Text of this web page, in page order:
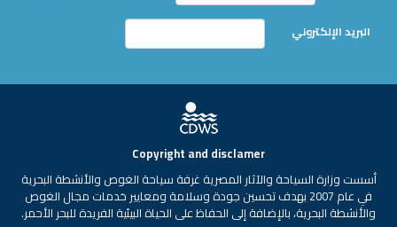
البريد الإلكتروني
Copyright and disclamer
أسست وزارة السياحة والآثار المصرية غرفة سياحة الغوص والأنشطة البحرية
في عام 2007 بهدف تحسين جودة وسلامة ومعايير خدمات مجال الغوص
والأنشطة البحرية، بالإضافة إلى الحفاظ على الحياة البيئية الفريدة للبحر الأحمر.